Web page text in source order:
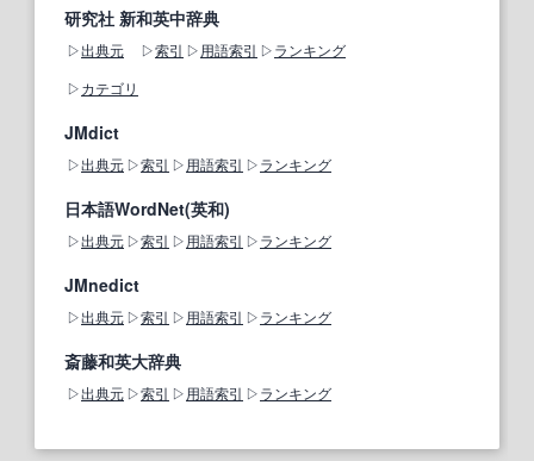
研究社 新和英中辞典
出典元 索引 用語索引
ランキング
カテゴリ
JMdict
出典元 索引 用語索引 ランキング
日本語WordNet(英和)
出典元 索引 用語索引 ランキング
JMnedict
出典元 索引 用語索引 ランキング
斎藤和英大辞典
出典元 索引 用語索引 ランキング